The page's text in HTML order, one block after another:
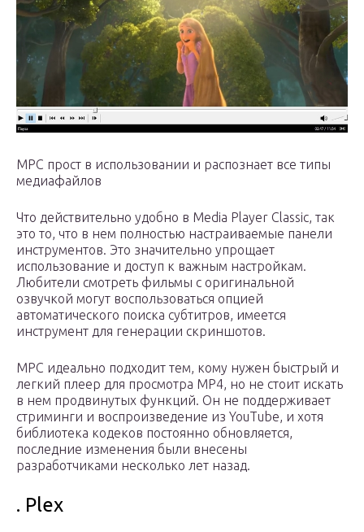
MPC прост в использовании и распознает все типы
медиафайлов
Что действительно удобно в Media Player Classic, так
это то, что в нем полностью настраиваемые панели
инструментов. Это значительно упрощает
использование и доступ к важным настройкам.
Любители смотреть фильмы с оригинальной
озвучкой могут воспользоваться опцией
автоматического поиска субтитров, имеется
инструмент для генерации скриншотов.
MPC идеально подходит тем, кому нужен быстрый и
легкий плеер для просмотра MP4, но не стоит искать
в нем продвинутых функций. Он не поддерживает
стриминги и воспроизведение из YouTube, и хотя
библиотека кодеков постоянно обновляется,
последние изменения были внесены
разработчиками несколько лет назад.
. Plex